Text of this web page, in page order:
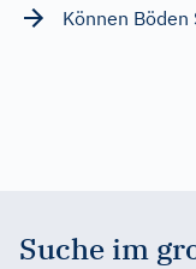
Können
Suche im